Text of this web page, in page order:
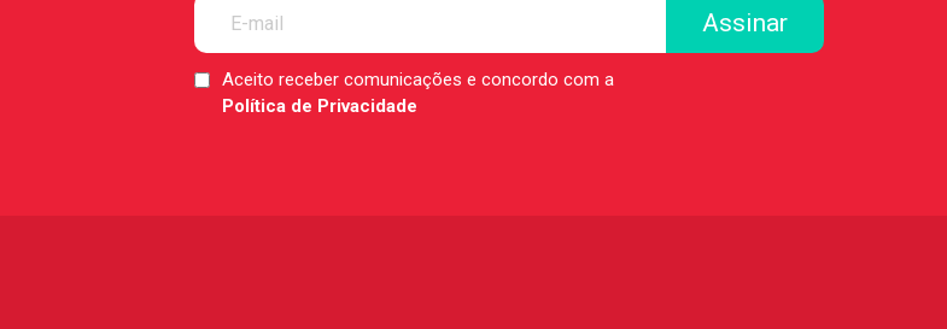
LGPDAceito receber comunicações e concordo com a
Política de Privacidade